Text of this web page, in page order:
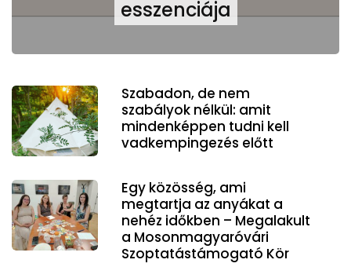
esszenciája
Szabadon, de nem
szabályok nélkül: amit
mindenképpen tudni kell
vadkempingezés előtt
Egy közösség, ami
megtartja az anyákat a
nehéz időkben – Megalakult
a Mosonmagyaróvári
Szoptatástámogató Kör